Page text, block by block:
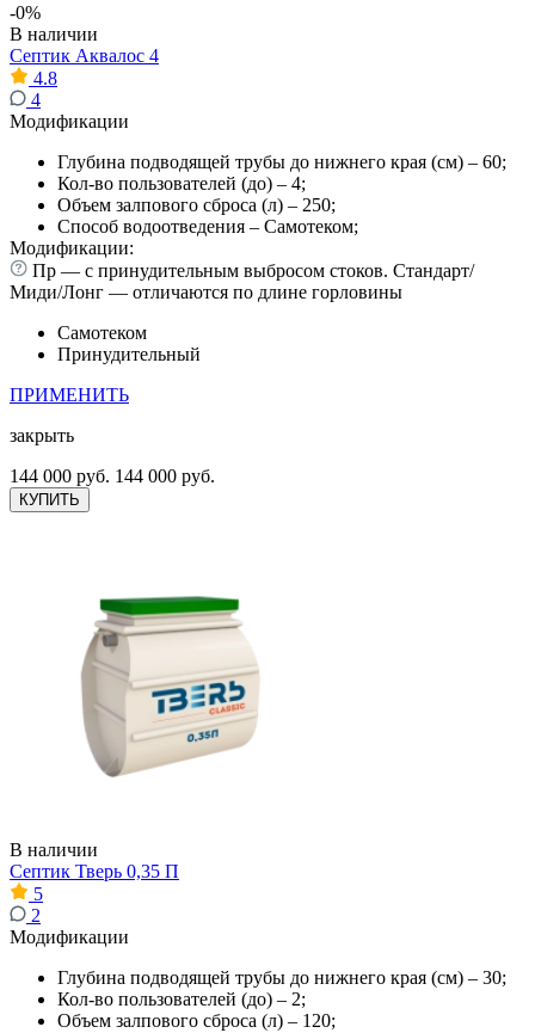
-0%
В наличии
Септик Аквалос 4
4.8
4
Модификации
Глубина подводящей трубы до нижнего края (см) – 60;
Кол-во пользователей (до) – 4;
Объем залпового сброса (л) – 250;
Способ водоотведения – Самотеком;
Модификации:
Пр — с принудительным выбросом стоков. Стандарт/
Миди/Лонг — отличаются по длине горловины
Самотеком
Принудительный
ПРИМЕНИТЬ
закрыть
144 000 руб. 144 000 руб.
КУПИТЬ
В наличии
Септик Тверь 0,35 П
5
2
Модификации
Глубина подводящей трубы до нижнего края (см) – 30;
Кол-во пользователей (до) – 2;
Объем залпового сброса (л) – 120;